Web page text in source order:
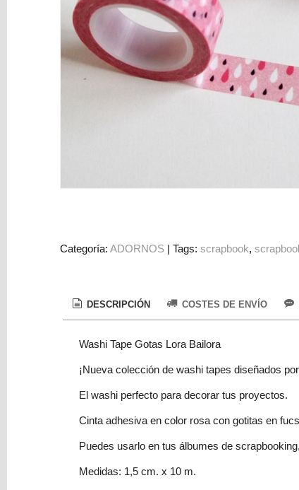
NAVIDAD
Papelería
Herramientas
Figuras
Marcas
Categoría:ADORNOS |Tags:scrapbook
DESCRIPCIÓN COSTES DE ENVÍO
Washi Tape Gotas Lora Bailora
¡Nueva colección de washi tapes diseñados
El washi perfecto para decorar tus proyectos.
Cinta adhesiva en color rosa con gotitas en
Puedes usarlo en tus álbumes de
Medidas: 1,5 cm. x 10 m.